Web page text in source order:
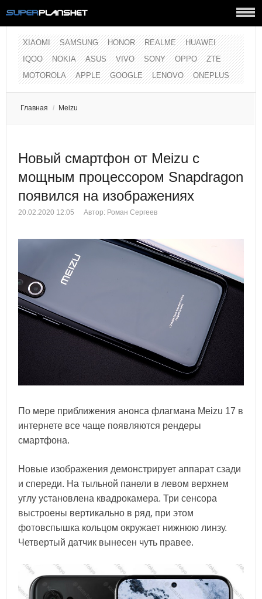
XIAOMI SAMSUNG HONOR REALME
HUAWEI
IQOO
NOKIA ASUS VIVO SONY OPPO
ZTE
MOTOROLA
APPLE GOOGLE LENOVO ONEPLUS
Главная / Meizu
Новый смартфон от Meizu с
мощным процессором Snapdragon
появился на изображениях
20.02.2020 12:05 Автор: Роман Сергеев
По мере приближения анонса флагмана Meizu 17 в
интернете все чаще появляются рендеры
смартфона.
Новые изображения демонстрирует аппарат сзади
и спереди. На тыльной панели в левом верхнем
углу установлена квадрокамера. Три сенсора
выстроены вертикально в ряд, при этом
фотовспышка кольцом окружает нижнюю линзу.
Четвертый датчик вынесен чуть правее.